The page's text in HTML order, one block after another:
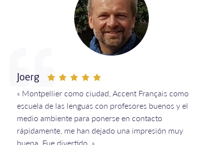
Joerg
« Montpellier como ciudad, Accent Français como
escuela de las lenguas con profesores buenos y el
medio ambiente para ponerse en contacto
rápidamente, me han dejado una impresión muy